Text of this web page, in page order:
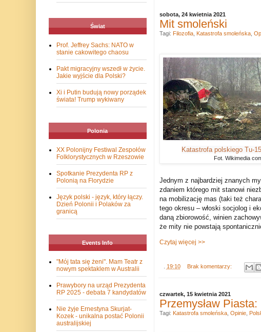
sobota, 24 kwietnia 2021
Mit smoleński
Katastrofa polskiego Tu-
Fot. Wikimedia
Jednym z najbardziej znanych
zdaniem którego mit stanowi
na mobilizację mas (taki też
tego okresu – włoski socjolog i
daną zbiorowość, winien
że mity nie powstają
Czytaj więcej >>
19:10 Brak komentarzy:
Tagi: Filozofia, Katastrofa smoleńska,
czwartek, 15 kwietnia 2021
Przemysław
Tagi: Katastrofa smoleńska, Opinie,
Świat
Prof. Jeffrey Sachs: NATO w
stanie cakowitego chaosu
Pakt migracyjny wszedł w życie.
Jakie wyjście dla Polski?
Xi i Putin budują nowy porządek
świata! Trump wykiwany
Polonia
XX Polonijny Festiwal Zespołów
Folklorystycznych w Rzeszowie
Spotkanie Prezydenta RP z
Polonią na Florydzie
Język polski - język, który łączy.
Dzień Polonii i Polaków za
granicą
Events Info
"Mój tata się żeni". Mam Teatr z
nowym spektaklem w Australii
Prawybory na urząd Prezydenta
RP 2025 - debata 7 kandydatów
Nie żyje Ernestyna Skurjat-
Kozek - unikalna postać Polonii
australijskiej